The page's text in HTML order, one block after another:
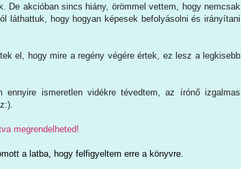
De akcióban sincs hiány, örömmel vettem, hogy nemcsak
láthattuk, hogy hogyan képesek befolyásolni és irányítani
el, hogy mire a regény végére értek, ez lesz a legkisebb
ismeretlen vidékre tévedtem, az írónő izgalmas
megrendelheted!
a latba, hogy felfigyeltem erre a könyvre.